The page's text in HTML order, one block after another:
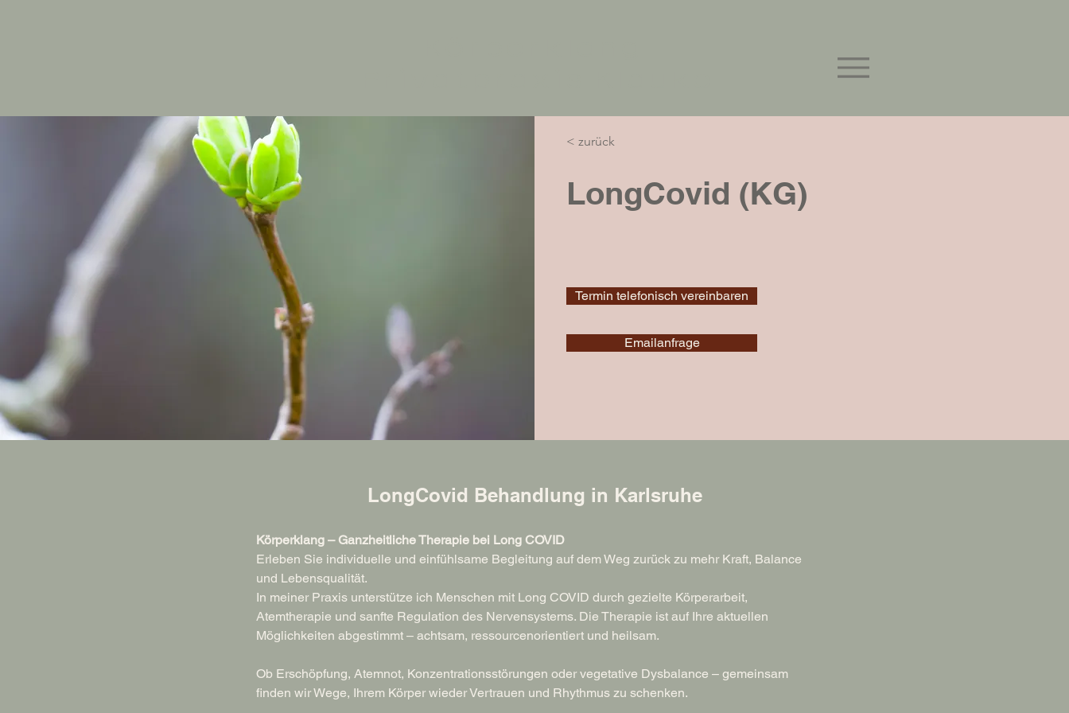
< zurück
LongCovid (KG)
Termin telefonisch vereinbaren
Emailanfrage
LongCovid Behandlung in Karlsruhe
Körperklang – Ganzheitliche Therapie bei Long COVID
Erleben Sie individuelle und einfühlsame Begleitung auf dem Weg zurück zu mehr Kraft, Balance
und Lebensqualität.
In meiner Praxis unterstütze ich Menschen mit Long COVID durch gezielte Körperarbeit,
Atemtherapie und sanfte Regulation des Nervensystems. Die Therapie ist auf Ihre aktuellen
Möglichkeiten abgestimmt – achtsam, ressourcenorientiert und heilsam.
Ob Erschöpfung, Atemnot, Konzentrationsstörungen oder vegetative Dysbalance – gemeinsam
finden wir Wege, Ihrem Körper wieder Vertrauen und Rhythmus zu schenken.